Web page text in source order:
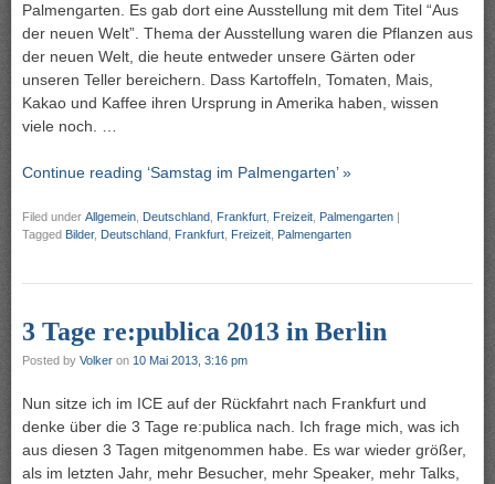
Palmengarten. Es gab dort eine Ausstellung mit dem Titel “Aus
der neuen Welt”. Thema der Ausstellung waren die Pflanzen aus
der neuen Welt, die heute entweder unsere Gärten oder
unseren Teller bereichern. Dass Kartoffeln, Tomaten, Mais,
Kakao und Kaffee ihren Ursprung in Amerika haben, wissen
viele noch. …
Continue reading ‘Samstag im Palmengarten’ »
Filed under Allgemein, Deutschland, Frankfurt, Freizeit, Palmengarten
Tagged Bilder, Deutschland, Frankfurt, Freizeit, Palmengarten
3 Tage re:publica 2013 in Berlin
Posted by Volker on 10 Mai 2013, 3:16 pm
Nun sitze ich im ICE auf der Rückfahrt nach Frankfurt und
denke über die 3 Tage re:publica nach. Ich frage mich, was ich
aus diesen 3 Tagen mitgenommen habe. Es war wieder größer,
als im letzten Jahr, mehr Besucher, mehr Speaker, mehr Talks,